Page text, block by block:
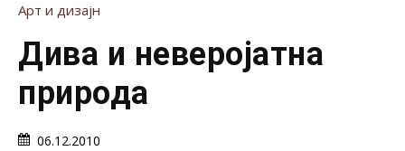
Арт и дизајн
Дива и неверојатна
природа
06.12.2010